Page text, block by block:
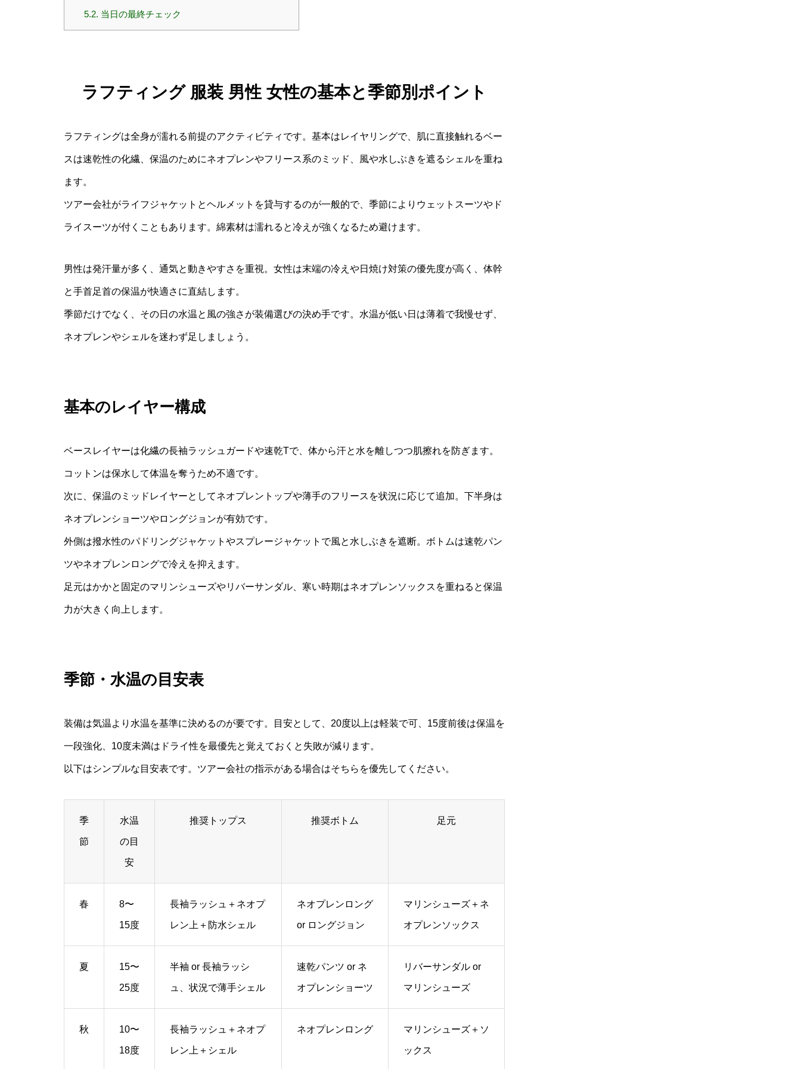
5.2. 当日の最終チェック
ラフティング 服装 男性 女性の基本と季節別ポイント
ラフティングは全身が濡れる前提のアクティビティです。基本はレイヤリングで、肌に直接触れるベー
スは速乾性の化繊、保温のためにネオプレンやフリース系のミッド、風や水しぶきを遮るシェルを重ね
ます。
ツアー会社がライフジャケットとヘルメットを貸与するのが一般的で、季節によりウェットスーツやド
ライスーツが付くこともあります。綿素材は濡れると冷えが強くなるため避けます。
男性は発汗量が多く、通気と動きやすさを重視。女性は末端の冷えや日焼け対策の優先度が高く、体幹
と手首足首の保温が快適さに直結します。
季節だけでなく、その日の水温と風の強さが装備選びの決め手です。水温が低い日は薄着で我慢せず、
ネオプレンやシェルを迷わず足しましょう。
基本のレイヤー構成
ベースレイヤーは化繊の長袖ラッシュガードや速乾Tで、体から汗と水を離しつつ肌擦れを防ぎます。
コットンは保水して体温を奪うため不適です。
次に、保温のミッドレイヤーとしてネオプレントップや薄手のフリースを状況に応じて追加。下半身は
ネオプレンショーツやロングジョンが有効です。
外側は撥水性のパドリングジャケットやスプレージャケットで風と水しぶきを遮断。ボトムは速乾パン
ツやネオプレンロングで冷えを抑えます。
足元はかかと固定のマリンシューズやリバーサンダル、寒い時期はネオプレンソックスを重ねると保温
力が大きく向上します。
季節・水温の目安表
装備は気温より水温を基準に決めるのが要です。目安として、20度以上は軽装で可、15度前後は保温を
一段強化、10度未満はドライ性を最優先と覚えておくと失敗が減ります。
以下はシンプルな目安表です。ツアー会社の指示がある場合はそちらを優先してください。
季
節
水温
の目
安
推奨トップス 推奨ボトム 足元
春 8〜
15度
長袖ラッシュ＋ネオプ
レン上＋防水シェル
ネオプレンロング
or ロングジョン
マリンシューズ＋ネ
オプレンソックス
夏 15〜
25度
半袖 or 長袖ラッシ
ュ、状況で薄手シェル
速乾パンツ or ネ
オプレンショーツ
リバーサンダル or
マリンシューズ
秋 10〜
18度
長袖ラッシュ＋ネオプ
レン上＋シェル
ネオプレンロング マリンシューズ＋ソ
ックス